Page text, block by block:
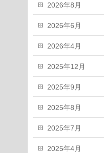
2026年8月
2026年6月
2026年4月
2025年12月
2025年9月
2025年8月
2025年7月
2025年4月